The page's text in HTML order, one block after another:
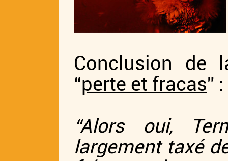
Conclusion de
“perte et fracas” :
“Alors oui,
largement taxé